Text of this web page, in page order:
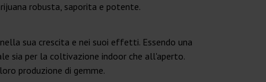
robusta, saporita e potente.
sua crescita e nei suoi effetti. Essendo una
sia per la coltivazione indoor che all'aperto.
produzione di gemme.